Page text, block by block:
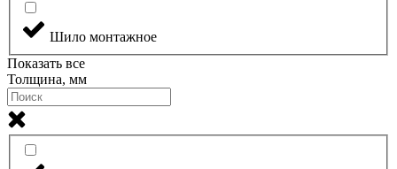
Шило монтажное
Показать все
Толщина, мм